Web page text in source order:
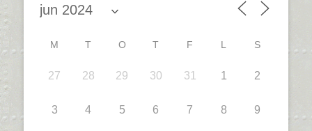
M T O T F L S
27 28 29 30 31 1 2
3 4 5 6 7 8 9